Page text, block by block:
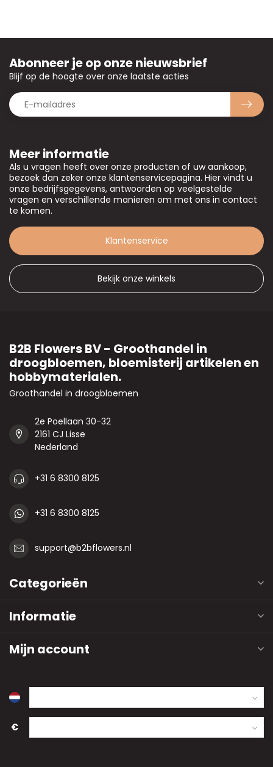
Meer informatie
Als u vragen heeft over onze producten of uw aankoop,
bezoek dan zeker onze klantenservicepagina. Hier vindt u
onze bedrijfsgegevens, antwoorden op veelgestelde
vragen en verschillende manieren om met ons in contact
te komen.
Klantenservice
Bekijk onze winkels
Abonneer je op onze nieuwsbrief
Blijf op de hoogte over onze laatste acties
B2B Flowers BV - Groothandel in
droogbloemen, bloemisterij artikelen en
hobbymaterialen.
Groothandel in droogbloemen
2e Poellaan 30-32
2161 CJ Lisse
Nederland
+31 6 8300 8125
+31 6 8300 8125
support@b2bflowers.nl
Categorieën
Informatie
Mijn account
€